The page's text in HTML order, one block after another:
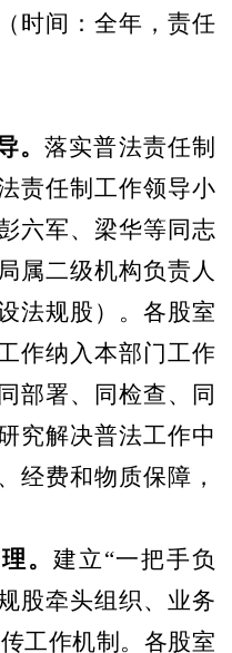
（ 时间：全年，责任
。落实普法责任制
责任制工作领导小
六军、梁华等同志
属二级机构负责人
法规股 ） 。各股室
作纳入本部门工作
部署、同检查、同
究解决普法工作中
经费和物质保障，
。 建立“一把手负
股牵头组织、业务
工作机制。各股室